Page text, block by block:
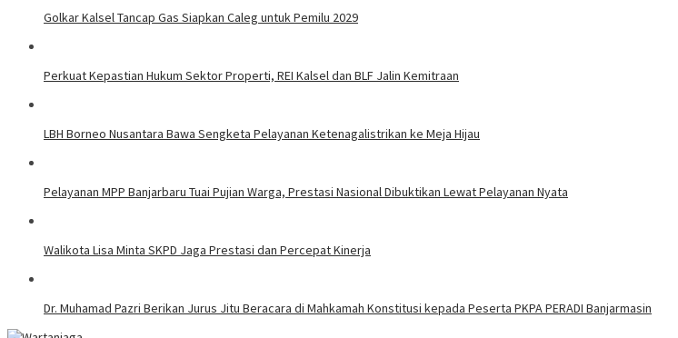
Golkar Kalsel Tancap Gas Siapkan Caleg untuk Pemilu 2029
Perkuat Kepastian Hukum Sektor Properti, REI Kalsel dan BLF Jalin Kemitraan
LBH Borneo Nusantara Bawa Sengketa Pelayanan Ketenagalistrikan ke Meja Hijau
Pelayanan MPP Banjarbaru Tuai Pujian Warga, Prestasi Nasional Dibuktikan Lewat Pelayanan Nyata
Walikota Lisa Minta SKPD Jaga Prestasi dan Percepat Kinerja
Dr. Muhamad Pazri Berikan Jurus Jitu Beracara di Mahkamah Konstitusi kepada Peserta PKPA PERADI Banjarmasin